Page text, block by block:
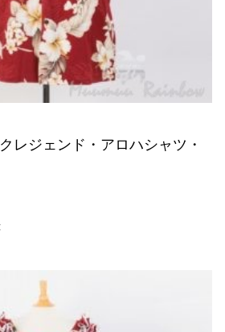
レジェンド・アロハシャツ・